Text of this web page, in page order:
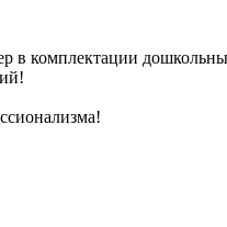
в комплектации